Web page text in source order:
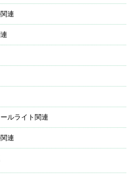
連
ルライト関連
連